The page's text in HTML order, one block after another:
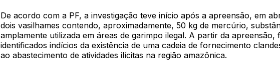
De acordo com a PF, a investigação teve início após a apreensão, em
dois vasilhames contendo, aproximadamente, 50 kg de mercúrio,
amplamente utilizada em áreas de garimpo ilegal. A partir da apreensão,
identificados indícios da existência de uma cadeia de fornecimento
ao abastecimento de atividades ilícitas na região amazônica.